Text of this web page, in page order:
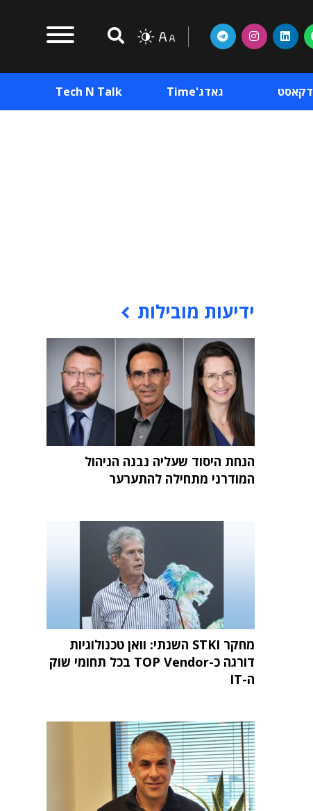
גאדג'Time Tech N Talk
ידיעות מובילות
הנחת היסוד שעליה נבנה הניהול
המודרני מתחילה להתערער
מחקר STKI השנתי: וואן טכנולוגיות
דורגה כ-TOP Vendor בכל תחומי שוק
ה-IT